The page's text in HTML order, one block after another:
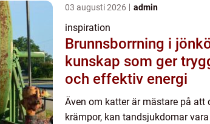
03 augusti 2026 admin
inspiration
Brunnsborrning i
kunskap som ger
och effektiv energi
Även om katter är mästare på att
krämpor, kan tandsjukdomar